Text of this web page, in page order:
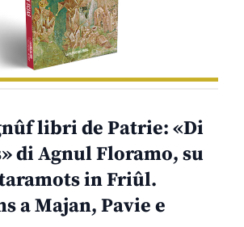
libri de Patrie: «Di
di Agnul Floramo, su
in Friûl.
a Majan, Pavie e